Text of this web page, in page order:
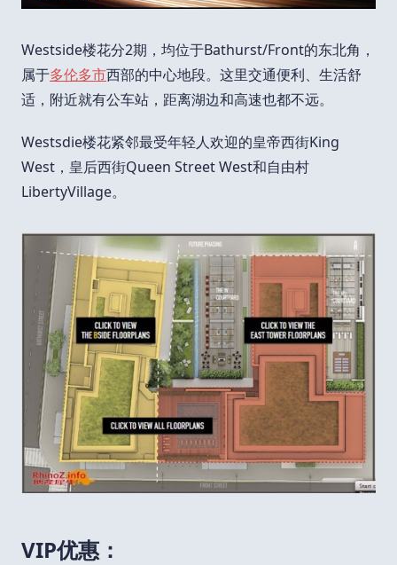
Westside楼花分2期，均位于Bathurst/Front的东北角，
属于多伦多市西部的中心地段。这里交通便利、生活舒
适，附近就有公车站，距离湖边和高速也都不远。
Westsdie楼花紧邻最受年轻人欢迎的皇帝西街King
West，皇后西街Queen Street West和自由村
LibertyVillage。
VIP优惠：